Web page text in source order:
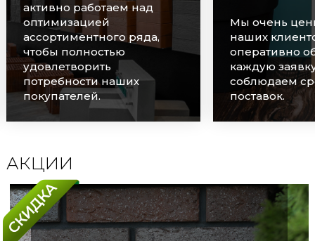
активно работаем над
оптимизацией
ассортиментного ряда,
чтобы полностью
удовлетворить
потребности наших
покупателей.
Мы очень
наших
оперативно
каждую
соблюдаем
поставок.
АКЦИИ